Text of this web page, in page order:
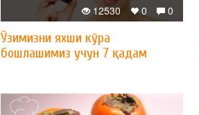
0
0
12530
Ўзимизни яхши кўра
бошлашимиз учун 7 қадам